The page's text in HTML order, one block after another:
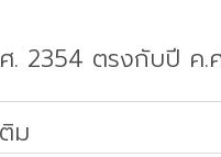
2354 ตรงกับปี ค.ศ
ม